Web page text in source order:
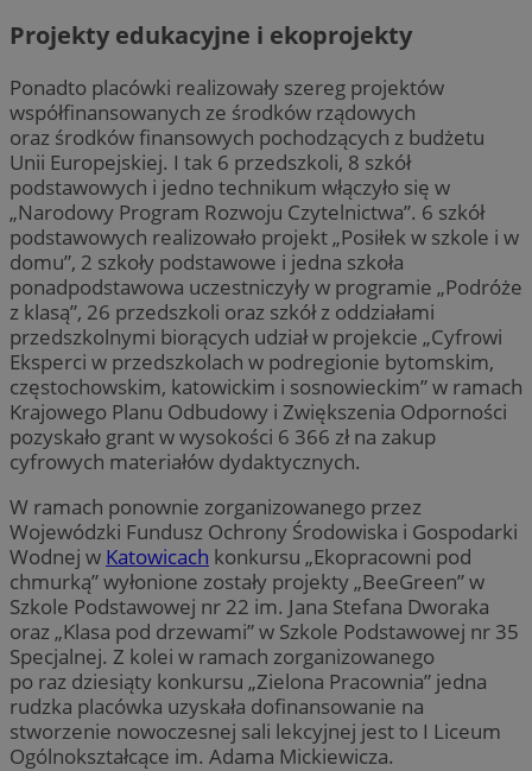
Projekty edukacyjne i ekoprojekty
Ponadto placówki realizowały szereg projektów
współfinansowanych ze środków rządowych
oraz środków finansowych pochodzących z budżetu
Unii Europejskiej. I tak 6 przedszkoli, 8 szkół
podstawowych i jedno technikum włączyło się w
„Narodowy Program Rozwoju Czytelnictwa”. 6 szkół
podstawowych realizowało projekt „Posiłek w szkole i w
domu”, 2 szkoły podstawowe i jedna szkoła
ponadpodstawowa uczestniczyły w programie „Podróże
z klasą”, 26 przedszkoli oraz szkół z oddziałami
przedszkolnymi biorących udział w projekcie „Cyfrowi
Eksperci w przedszkolach w podregionie bytomskim,
częstochowskim, katowickim i sosnowieckim” w ramach
Krajowego Planu Odbudowy i Zwiększenia Odporności
pozyskało grant w wysokości 6 366 zł na zakup
cyfrowych materiałów dydaktycznych.
W ramach ponownie zorganizowanego przez
Wojewódzki Fundusz Ochrony Środowiska i Gospodarki
Wodnej w Katowicach konkursu „Ekopracowni pod
chmurką” wyłonione zostały projekty „BeeGreen” w
Szkole Podstawowej nr 22 im. Jana Stefana Dworaka
oraz „Klasa pod drzewami” w Szkole Podstawowej nr 35
Specjalnej. Z kolei w ramach zorganizowanego
po raz dziesiąty konkursu „Zielona Pracownia” jedna
rudzka placówka uzyskała dofinansowanie na
stworzenie nowoczesnej sali lekcyjnej jest to I Liceum
Ogólnokształcące im. Adama Mickiewicza.